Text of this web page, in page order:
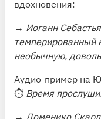
вдохновения:
→ Иоганн
темперированный
необычную,
Аудио-пример на
⏱ Время
→ Доменико